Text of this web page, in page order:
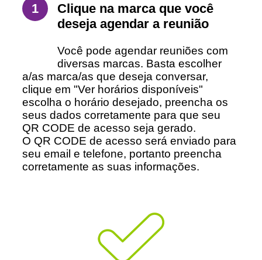
1
Clique na marca que você
deseja agendar a reunião
Você pode agendar reuniões com
diversas marcas. Basta escolher
a/as marca/as que deseja conversar,
clique em "Ver horários disponíveis"
escolha o horário desejado, preencha os
seus dados corretamente para que seu
QR CODE de acesso seja gerado.
O QR CODE de acesso será enviado para
seu email e telefone, portanto preencha
corretamente as suas informações.